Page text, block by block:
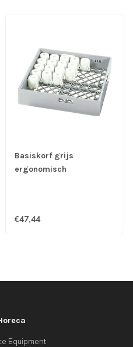
Basiskorf grijs
ergonomisch
€47,44
Equipment